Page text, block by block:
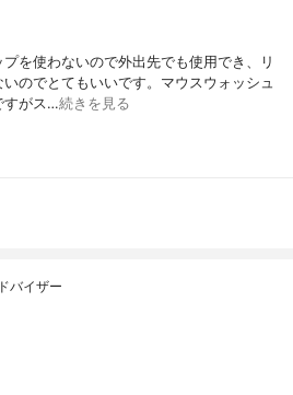
を使わないので外出先でも使用でき、リ
のでとてもいいです。マウスウォッシュ
すがス…続きを見る
バイザー